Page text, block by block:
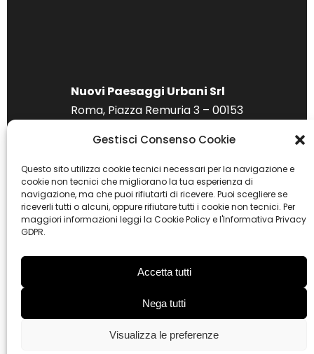
Gestisci Consenso Cookie
Questo sito utilizza cookie tecnici necessari per la navigazione e
cookie non tecnici che migliorano la tua esperienza di
navigazione, ma che puoi rifiutarti di ricevere. Puoi scegliere se
riceverli tutti o alcuni, oppure rifiutare tutti i cookie non tecnici. Per
maggiori informazioni leggi la Cookie Policy e l'Informativa Privacy
GDPR.
Accetta tutti
Nega tutti
Visualizza le preferenze
Nuovi Paesaggi Urbani Srl
Roma, Piazza Remuria 3 – 00153